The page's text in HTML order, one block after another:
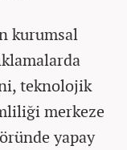
kurumsal
teknolojik
merkeze
yapay